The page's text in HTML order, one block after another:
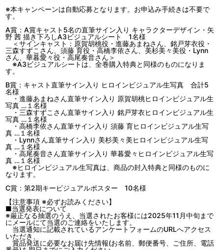
※本キャンペーンは自動応募となります。お申込み手続きは不要で
す。
A賞：A賞キャスト5名の直筆サイン入り キャラクターデザイン・矢
野 茜 描き下ろしA3ビジュアルシート 1名様
＜サインキャスト：原賀胡桃役・進藤あまねさん、銘戸芽衣役・
三森すずこさん、須藤 育役・高橋李依さん、美杉美々美役・Lynn
さん、華暮愛々役・高尾奏音さん＞
※A3ビジュアルシートは、全巻購入特典と同様のものになりま
す。
B賞：キャスト直筆サイン入り ヒロインビジュアル生写真 合計5
名様
・進藤あまねさん直筆サイン入り 原賀胡桃ヒロインビジュアル生
写真 …１名様
・三森すずこさん直筆サイン入り 銘戸芽衣ヒロインビジュアル生
写真 …１名様
・高橋李依さん直筆サイン入り 須藤 育ヒロインビジュアル生写
真 …１名様
・Lynnさん直筆サイン入り 美杉美々美ヒロインビジュアル生写
真 …１名様
・高尾奏音さん直筆サイン入り 華暮愛々ヒロインビジュアル生写
真 …１名様
※ヒロインビジュアル生写真は、商品の封入特典と同様のものに
なります。
C賞：第2期キービジュアルポスター 10名様
【注意事項 ※必ずお読みください】
■当選発表について
※厳正なる抽選のうえ、当選されたお客様には2025年11月中旬まで
にメールにて当選のご連絡をいたします。
当選通知に記載されているアンケートフォームのURLへアクセス
いただき、
賞品発送に必要なお届け先情報(お名前、郵便番号、ご住所、電話